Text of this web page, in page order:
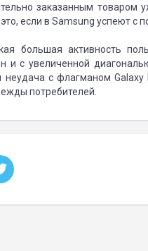
заказанным товаром
если в Samsung успеют с
большая активность
и с увеличенной
неудача с флагманом
потребителей.